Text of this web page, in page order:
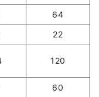
64
22
120
60